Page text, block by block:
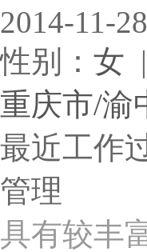
2014-11-28
性别： 女
重庆市/渝
最近工作
管理
具有较丰